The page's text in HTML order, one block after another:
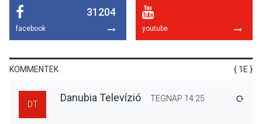
31204
facebook youtube
KOMMENTEK { 1E }
DT
Danubia Televízió TEGNAP 14:25